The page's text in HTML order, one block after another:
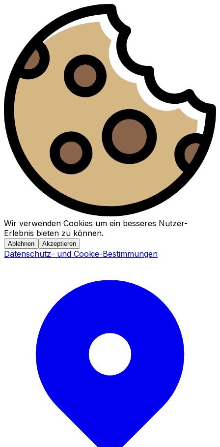
Wir verwenden Cookies um ein besseres Nutzer-
Erlebnis bieten zu können.
Ablehnen Akzeptieren
Datenschutz- und Cookie-Bestimmungen